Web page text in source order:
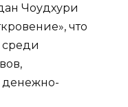
Чоудхури
что